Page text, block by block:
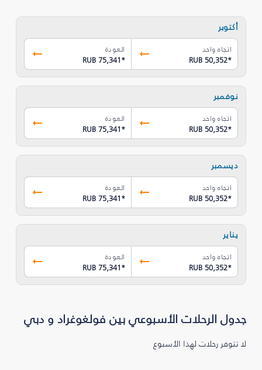
أكتوبر
اتجاه واحد
RUB 50,352*
العودة
RUB 75,341*
نوفمبر
اتجاه واحد
RUB 50,352*
العودة
RUB 75,341*
ديسمبر
اتجاه واحد
RUB 50,352*
العودة
RUB 75,341*
يناير
اتجاه واحد
RUB 50,352*
العودة
RUB 75,341*
جدول الرحلات الأسبوعي بين فولغوغراد و دبي
لا تتوفر رحلات لهذا الأسبوع